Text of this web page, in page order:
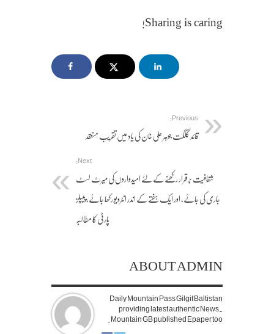
Sharing is caring!
Previous:
قائد گلگت جوہر علی خان کی یاد میں تقریب منعقد
Next:
شفافیت برقرار رکھنے کے لئے امیدواروں کی میرٹ لسٹ
جاری کی جائے، اور ایک ہفتے کے اندر انٹرویو رکھا جائے، پیپلز
پارٹی کا مطالبہ
ABOUT ADMIN
Daily Mountain Pass Gilgit Baltistan
providing latest authentic News.
Mountain GB published Epaper too.